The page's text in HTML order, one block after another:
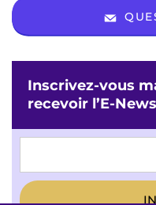
Inscrivez-vous
recevoir l’E-News